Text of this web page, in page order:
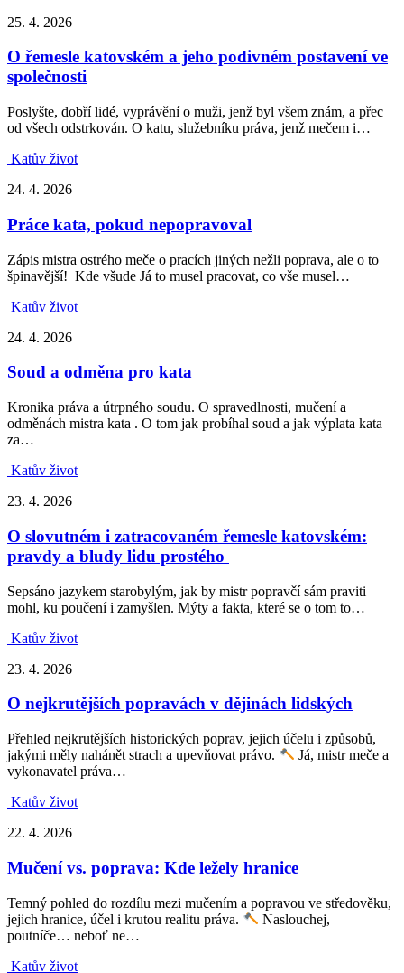
25. 4. 2026
O řemesle katovském a jeho podivném postavení ve
společnosti
Poslyšte, dobří lidé, vyprávění o muži, jenž byl všem znám, a přec
od všech odstrkován. O katu, služebníku práva, jenž mečem i…
Katův život
24. 4. 2026
Práce kata, pokud nepopravoval
Zápis mistra ostrého meče o pracích jiných nežli poprava, ale o to
špinavější! Kde všude Já to musel pracovat, co vše musel…
Katův život
24. 4. 2026
Soud a odměna pro kata
Kronika práva a útrpného soudu. O spravedlnosti, mučení a
odměnách mistra kata . O tom jak probíhal soud a jak výplata kata
za…
Katův život
23. 4. 2026
O slovutném i zatracovaném řemesle katovském:
pravdy a bludy lidu prostého
Sepsáno jazykem starobylým, jak by mistr popravčí sám praviti
mohl, ku poučení i zamyšlen. Mýty a fakta, které se o tom to…
Katův život
23. 4. 2026
O nejkrutějších popravách v dějinách lidských
Přehled nejkrutějších historických poprav, jejich účelu i způsobů,
jakými měly nahánět strach a upevňovat právo.
Já, mistr meče a
vykonavatel práva…
Katův život
22. 4. 2026
Mučení vs. poprava: Kde ležely hranice
Temný pohled do rozdílu mezi mučením a popravou ve středověku,
jejich hranice, účel i krutou realitu práva.
Naslouchej,
poutníče… neboť ne…
Katův život